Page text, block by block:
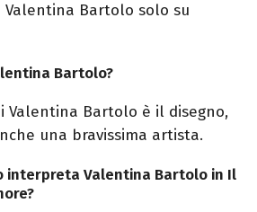
Valentina Bartolo solo su
Bartolo?
Valentina Bartolo è il disegno,
una bravissima artista.
interpreta Valentina Bartolo in Il